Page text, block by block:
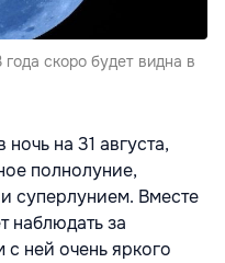
скоро будет видна в
на 31 августа,
полнолуние,
суперлунием. Вместе
наблюдать за
ней очень яркого